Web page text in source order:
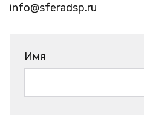
info@sferadsp.ru
Имя